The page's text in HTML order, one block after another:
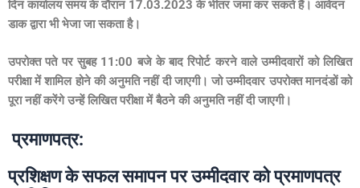
दिन कार्यालय समय के दौरान17.03.2023 के भीतर जमा कर सकते हैं। आवेदन
डाक द्वारा भी भेजा जा सकता है।
उपरोक्त पते पर सुबह 11:00 बजे के बाद रिपोर्ट करने वाले उम्मीदवारों को लिखित
परीक्षा में शामिल होने की अनुमति नहीं दी जाएगी। जो उम्मीदवार उपरोक्त मानदंडों को
पूरा नहीं करेंगे उन्हें लिखित परीक्षा में बैठने की अनुमति नहीं दी जाएगी।
प्रमाणपत्र:
प्रशिक्षण के सफल समापन पर उम्मीदवार को प्रमाणपत्र